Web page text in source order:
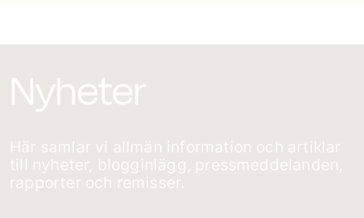
Nyheter
Här samlar vi allmän information och artiklar
till nyheter, blogginlägg, pressmeddelanden,
rapporter och remisser.